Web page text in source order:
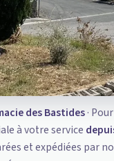
des Bastides·
à votre service
et expédiées par